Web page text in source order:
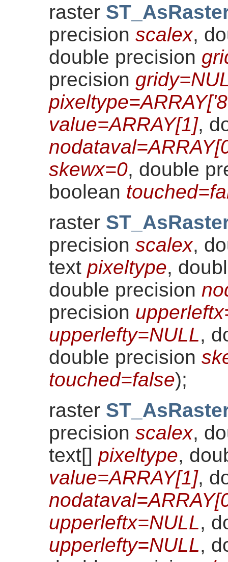
raster
precision scalex,
double precision
precision
value=ARRAY[1],
skewx=0, double
boolean
raster
precision scalex,
text pixeltype,
double precision
precision
upperlefty=NULL,
double precision
touched=false);
raster
precision scalex,
text[] pixeltype,
value=ARRAY[1],
upperleftx=NULL,
upperlefty=NULL,